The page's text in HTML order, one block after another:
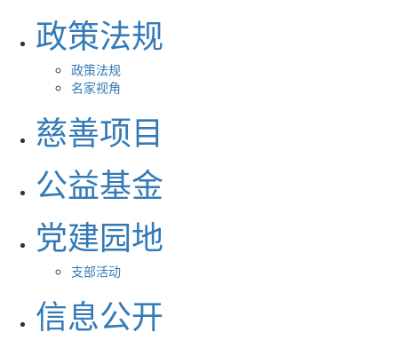
政策法规
政策法规
名家视角
慈善项目
公益基金
党建园地
支部活动
信息公开